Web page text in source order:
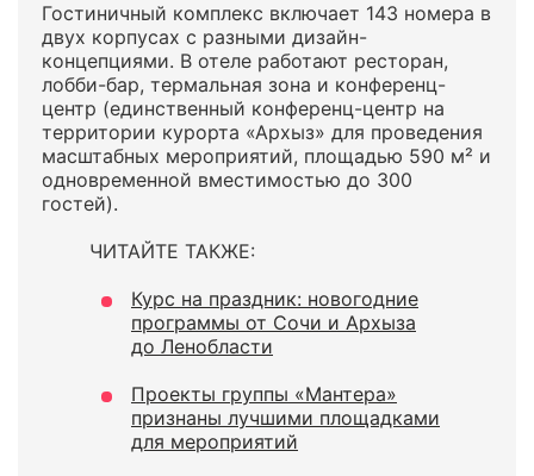
Гостиничный комплекс включает 143 номера в
двух корпусах с разными дизайн-
концепциями. В отеле работают ресторан,
лобби-бар, термальная зона и конференц-
центр (единственный конференц-центр на
территории курорта «Архыз» для проведения
масштабных мероприятий, площадью 590 м² и
одновременной вместимостью до 300
гостей).
ЧИТАЙТЕ ТАКЖЕ:
Курс на праздник: новогодние
программы от Сочи и Архыза
до Ленобласти
Проекты группы «Мантера»
признаны лучшими площадками
для мероприятий